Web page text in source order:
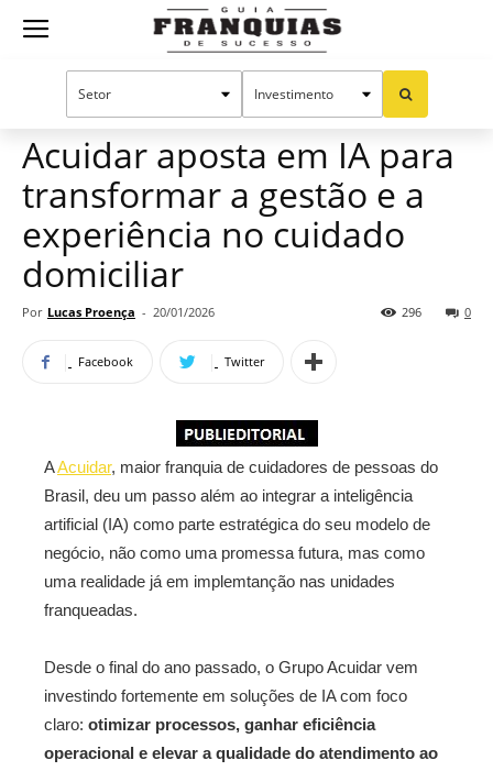
Guia
Sucesso
Franquias baratas Publieditorial
Acuidar aposta em IA para
transformar a gestão e a
experiência no cuidado
domiciliar
Por Lucas Proença - 20/01/2026 0
296
Facebook Twitter
AAcuidar, maior franquia de cuidadores de pessoas do
Brasil, deu um passo além ao integrar a inteligência
artificial (IA) como parte estratégica do seu modelo de
negócio, não como uma promessa futura, mas como
uma realidade já em implemtanção nas unidades
franqueadas.
Desde o final do ano passado, o Grupo Acuidar vem
investindo fortemente em soluções de IA com foco
claro: otimizar processos, ganhar eficiência
operacional e elevar a qualidade do atendimento ao